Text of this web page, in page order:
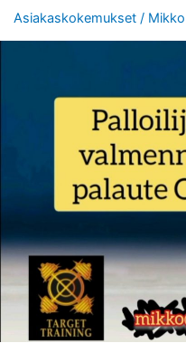
Asiakaskokemukset/